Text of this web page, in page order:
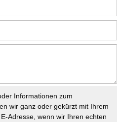
Informationen zum
wir ganz oder gekürzt mit Ihrem
Adresse, wenn wir Ihren echten